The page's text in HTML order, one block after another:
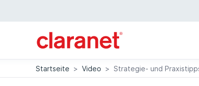
Startseite > Video > Strategie- und